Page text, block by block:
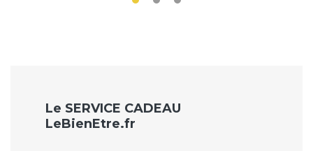
Le SERVICE CADEAU
LeBienEtre.fr